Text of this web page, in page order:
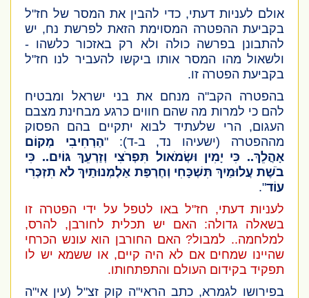
אולם לעניות דעתי, כדי להבין את המסר של חז"ל
בקביעת ההפטרה המסוימת הזאת לפרשת נח, יש
להתבונן בפרשה כולה ולא רק באזכור כלשהו -
ולשאול מהו המסר אותו ביקשו להעביר לנו חז"ל
בקביעת הפטרה זו.
בהפטרה הקב"ה מנחם את בני ישראל ומבטיח
להם כי למרות מה שהם חווים כרגע מבחינת מצבם
העגום, הרי שלעתיד לבוא יתקיים בהם הפסוק
מההפטרה (ישעיהו נד, ב-ד): "
הַרְחִיבִי מְקוֹם
אָהֳלֵךְ..כִּי יָמִין וּשְׂמֹאול תִּפְרֹצִי וְזַרְעֵךְ גּוֹיִם.. כִּי
בֹשֶׁת עֲלוּמַיִךְ תִּשְׁכָּחִי וְחֶרְפַּת אַלְמְנוּתַיִךְ לֹא תִזְכְּרִי
עוֹד".
לעניות דעתי, חז"ל באו לטפל על ידי הפטרה זו
בשאלה גדולה: האם יש תכלית לחורבן, להרס,
למלחמה.. למבול? האם החורבן הוא עונש הכרחי
שהיינו שמחים אם לא היה קיים, או ששמא יש לו
תפקיד בקידום העולם והתפתחותו.
בפירושו לגמרא, כתב הראי"ה קוק זצ"ל(עין אי"ה